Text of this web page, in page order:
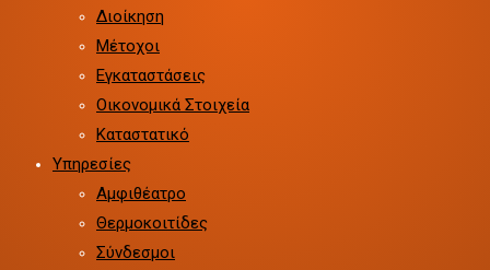
Διοίκηση
Μέτοχοι
Εγκαταστάσεις
Οικονομικά Στοιχεία
Καταστατικό
Υπηρεσίες
Αμφιθέατρο
Θερμοκοιτίδες
Σύνδεσμοι